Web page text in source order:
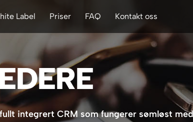
Label Priser FAQ Kontakt oss
integrert CRM som fungerer sømløst